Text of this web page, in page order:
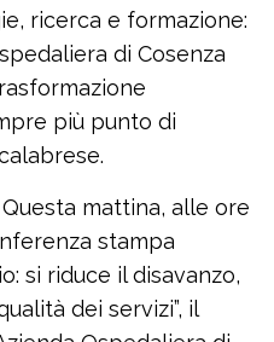
ricerca e formazione:
di Cosenza
più punto di
mattina, alle ore
stampa
si riduce il disavanzo,
dei servizi”, il